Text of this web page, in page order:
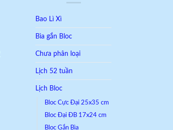
Bao Lì Xì
Bìa gắn Bloc
Chưa phân loại
Lịch 52 tuần
Lịch Bloc
Bloc Cực Đại 25x35 cm
Bloc Đại ĐB 17x24 cm
Bloc Gắn Bìa